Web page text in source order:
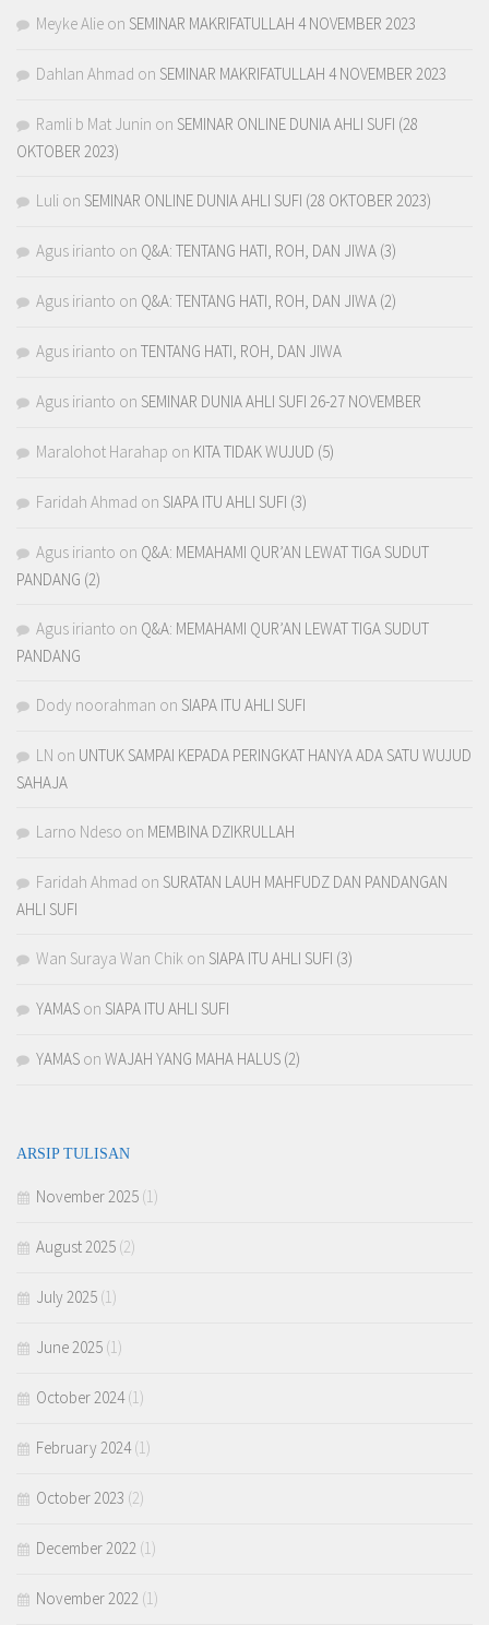
Meyke Alie on SEMINAR MAKRIFATULLAH 4 NOVEMBER 2023
Dahlan Ahmad on SEMINAR MAKRIFATULLAH 4 NOVEMBER 2023
Ramli b Mat Junin on SEMINAR ONLINE DUNIA AHLI SUFI (28
OKTOBER 2023)
Luli on SEMINAR ONLINE DUNIA AHLI SUFI (28 OKTOBER 2023)
Agus irianto on Q&A: TENTANG HATI, ROH, DAN JIWA (3)
Agus irianto on Q&A: TENTANG HATI, ROH, DAN JIWA (2)
Agus irianto on TENTANG HATI, ROH, DAN JIWA
Agus irianto on SEMINAR DUNIA AHLI SUFI 26-27 NOVEMBER
Maralohot Harahap on KITA TIDAK WUJUD (5)
Faridah Ahmad on SIAPA ITU AHLI SUFI (3)
Agus irianto on Q&A: MEMAHAMI QUR’AN LEWAT TIGA SUDUT
PANDANG (2)
Agus irianto on Q&A: MEMAHAMI QUR’AN LEWAT TIGA SUDUT
PANDANG
Dody noorahman on SIAPA ITU AHLI SUFI
LN on UNTUK SAMPAI KEPADA PERINGKAT HANYA ADA SATU WUJUD
SAHAJA
Larno Ndeso on MEMBINA DZIKRULLAH
Faridah Ahmad on SURATAN LAUH MAHFUDZ DAN PANDANGAN
AHLI SUFI
Wan Suraya Wan Chik on SIAPA ITU AHLI SUFI (3)
YAMAS on SIAPA ITU AHLI SUFI
YAMAS on WAJAH YANG MAHA HALUS (2)
ARSIP TULISAN
November 2025 (1)
August 2025 (2)
July 2025 (1)
June 2025 (1)
October 2024(1)
February 2024(1)
October 2023 (2)
December 2022 (1)
November 2022 (1)